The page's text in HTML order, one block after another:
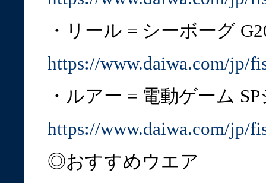
・リール = シーボーグ
https://www.daiwa.com/jp/
・ルアー = 電動ゲーム
https://www.daiwa.com/jp/
◎おすすめウエア